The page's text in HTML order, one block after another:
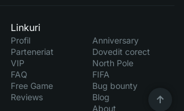
Linkuri
Profil
Parteneriat
VIP
FAQ
Free Game
Reviews
Anniversary
Dovedit corect
North Pole
FIFA
Bug bounty
Blog
About